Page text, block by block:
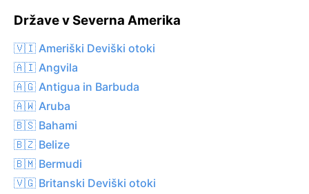
Države v Severna Amerika
🇻🇮 Ameriški Deviški otoki
🇦🇮 Angvila
🇦🇬 Antigua in Barbuda
🇦🇼 Aruba
🇧🇸 Bahami
🇧🇿 Belize
🇧🇲 Bermudi
🇻🇬 Britanski Deviški otoki